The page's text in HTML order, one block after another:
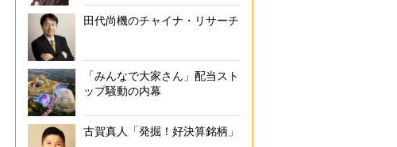
田代尚機のチャイナ・リサーチ
「みんなで大家さん」配当スト
ップ騒動の内幕
古賀真人「発掘！好決算銘柄」